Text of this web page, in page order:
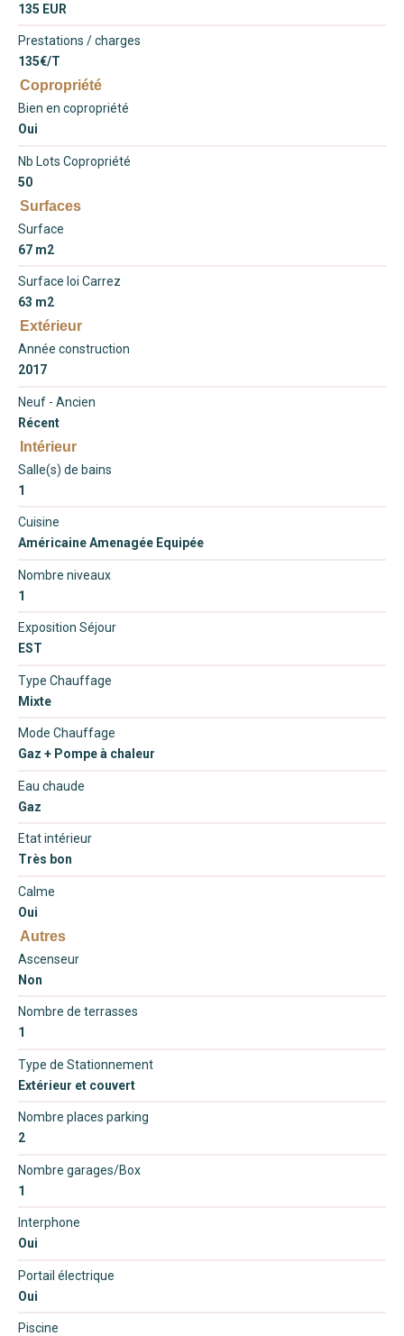
135 EUR
Prestations / charges
135€/T
Copropriété
Bien en copropriété
Oui
Nb Lots Copropriété
50
Surfaces
Surface
67 m2
Surface loi Carrez
63 m2
Extérieur
Année construction
2017
Neuf - Ancien
Récent
Intérieur
Salle(s) de bains
1
Cuisine
Américaine Amenagée Equipée
Nombre niveaux
1
Exposition Séjour
EST
Type Chauffage
Mixte
Mode Chauffage
Gaz + Pompe à chaleur
Eau chaude
Gaz
Etat intérieur
Très bon
Calme
Oui
Autres
Ascenseur
Non
Nombre de terrasses
1
Type de Stationnement
Extérieur et couvert
Nombre places parking
2
Nombre garages/Box
1
Interphone
Oui
Portail électrique
Oui
Piscine